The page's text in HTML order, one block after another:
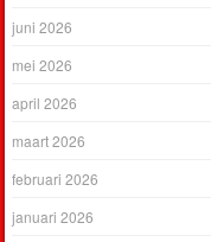
juni 2026
mei 2026
april 2026
maart 2026
februari 2026
januari 2026